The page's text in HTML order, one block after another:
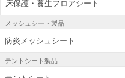
床保護・養生フロアシート
メッシュシート製品
防炎メッシュシート
テントシート製品